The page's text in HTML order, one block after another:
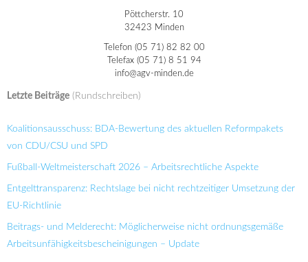
Pöttcherstr. 10
32423 Minden
Telefon (05 71) 82 82 00
Telefax (05 71) 8 51 94
info@agv-minden.de
Letzte Beiträge (Rundschreiben)
Koalitionsausschuss: BDA-Bewertung des aktuellen Reformpakets
von CDU/CSU und SPD
Fußball-Weltmeisterschaft 2026 – Arbeitsrechtliche Aspekte
Entgelttransparenz: Rechtslage bei nicht rechtzeitiger Umsetzung der
EU-Richtlinie
Beitrags- und Melderecht: Möglicherweise nicht ordnungsgemäße
Arbeitsunfähigkeitsbescheinigungen – Update